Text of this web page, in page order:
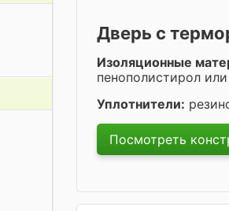
Дверь с
Изоляционные
пенополистирол
Уплотнители:
Посмотреть